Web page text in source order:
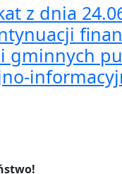
z dnia
gminnych